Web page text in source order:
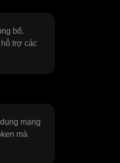
bố.
trợ các
mạng
mà